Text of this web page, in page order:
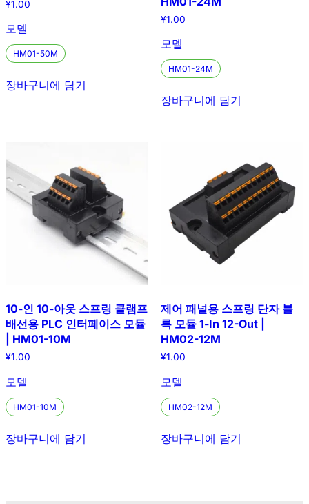
¥1.00
모델
HM01-50M
장바구니에 담기
¥1.00
모델
HM01-24M
장바구니에 담기
10-인 10-아웃 스프링 클램프
배선용 PLC 인터페이스 모듈
| HM01-10M
¥1.00
모델
HM01-10M
장바구니에 담기
제어 패널용 스프링 단자 블
록 모듈 1-In 12-Out |
HM02-12M
¥1.00
모델
HM02-12M
장바구니에 담기